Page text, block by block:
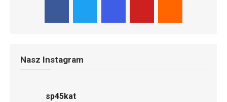
Nasz Instagram
sp45kat